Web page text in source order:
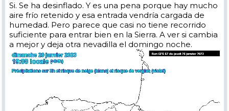
Si. Se ha desinflado. Y es una pena porque hay mucho
aire frío retenido y esa entrada vendría cargada de
humedad. Pero parece que casi no tiene recorrido
suficiente para entrar bien en la Sierra. A ver si cambia
a mejor y deja otra nevadilla el domingo noche.